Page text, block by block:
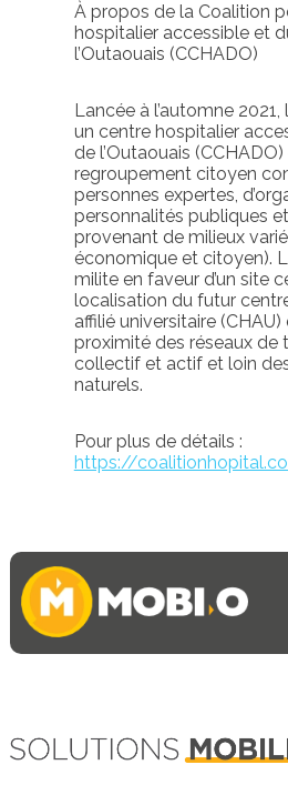
À propos de la Coalition
hospitalier accessible et
l’Outaouais (CCHADO)
Lancée à l’automne
un centre hospitalier
de l’Outaouais
regroupement citoyen
personnes expertes,
personnalités publiques et
provenant de milieux
économique et citoyen).
milite en faveur d’un site
localisation du futur
affilié universitaire
proximité des réseaux de
collectif et actif et loin
naturels.
Pour plus de détails :
https://